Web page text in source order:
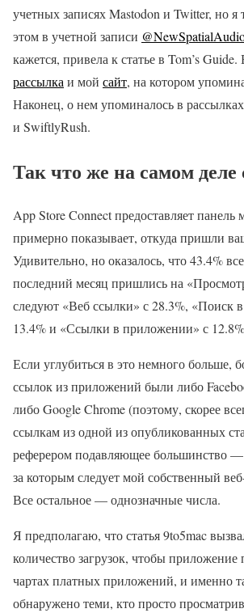
учетных записях Mastodon и Twitter, но я
этом в учетной записи
кажется, привела к статье в Tom’s
рассылка и мой сайт, на котором
Наконец, о нем упоминалось в
и SwiftlyRush.
Так что же на самом деле
App Store Connect предоставляет панель
примерно показывает, откуда пришли
Удивительно, но оказалось, что 43.4%
последний месяц пришлись на
следуют «Веб ссылки» с 28.3%, «Поиск
13.4% и «Ссылки в приложении» с
Если углубиться в это немного больше,
ссылок из приложений были либо
либо Google Chrome (поэтому, скорее
ссылкам из одной из опубликованных
реферером подавляющее большинство —
за которым следует мой собственный
Все остальное — однозначные числа.
Я предполагаю, что статья 9to5mac
количество загрузок, чтобы приложение
чартах платных приложений, и именно
обнаружено теми, кто просто